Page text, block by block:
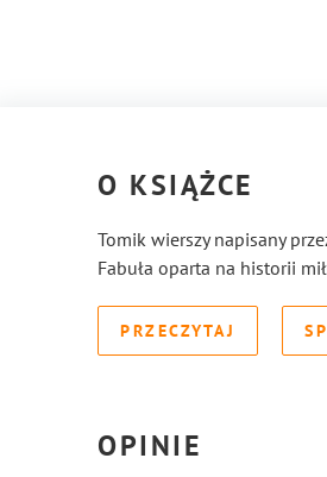
O KSIĄŻCE
Tomik wierszy napisany
Fabuła oparta na historii
PRZECZYTAJ
OPINIE